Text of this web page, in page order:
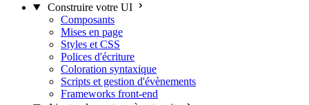
Construire votre UI
Composants
Mises en page
Styles et CSS
Polices d'écriture
Coloration syntaxique
Scripts et gestion d'évènements
Frameworks front-end